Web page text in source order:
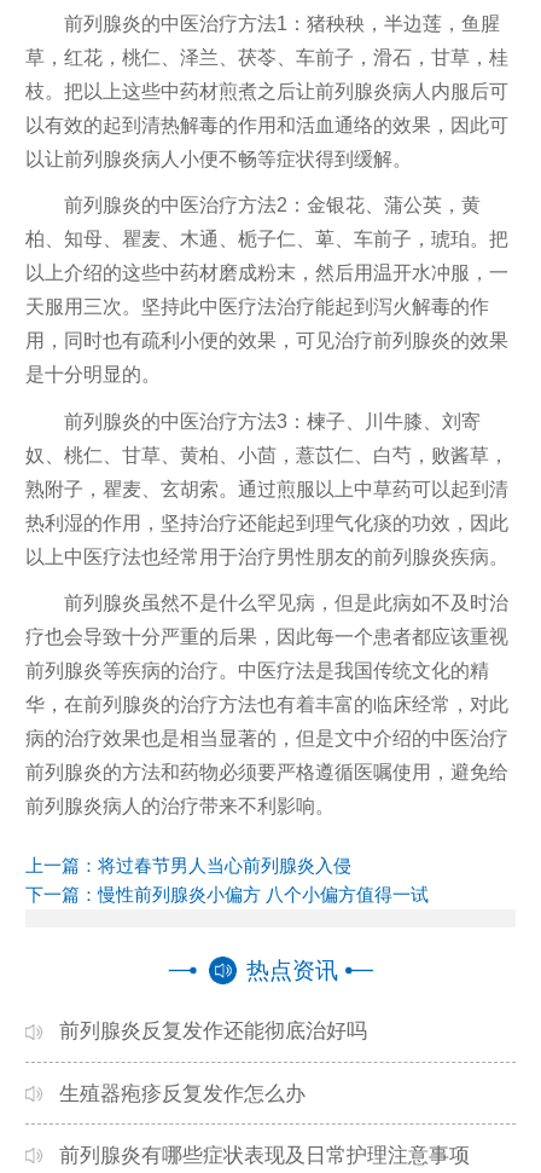
前列腺炎的中医治疗方法1：猪秧秧，半边莲，鱼腥
草，红花，桃仁、泽兰、茯苓、车前子，滑石，甘草，桂
枝。把以上这些中药材煎煮之后让前列腺炎病人内服后可
以有效的起到清热解毒的作用和活血通络的效果，因此可
以让前列腺炎病人小便不畅等症状得到缓解。
前列腺炎的中医治疗方法2：金银花、蒲公英，黄
柏、知母、瞿麦、木通、栀子仁、萆、车前子，琥珀。把
以上介绍的这些中药材磨成粉末，然后用温开水冲服，一
天服用三次。坚持此中医疗法治疗能起到泻火解毒的作
用，同时也有疏利小便的效果，可见治疗前列腺炎的效果
是十分明显的。
前列腺炎的中医治疗方法3：楝子、川牛膝、刘寄
奴、桃仁、甘草、黄柏、小茴，薏苡仁、白芍，败酱草，
熟附子，瞿麦、玄胡索。通过煎服以上中草药可以起到清
热利湿的作用，坚持治疗还能起到理气化痰的功效，因此
以上中医疗法也经常用于治疗男性朋友的前列腺炎疾病。
前列腺炎虽然不是什么罕见病，但是此病如不及时治
疗也会导致十分严重的后果，因此每一个患者都应该重视
前列腺炎等疾病的治疗。中医疗法是我国传统文化的精
华，在前列腺炎的治疗方法也有着丰富的临床经常，对此
病的治疗效果也是相当显著的，但是文中介绍的中医治疗
前列腺炎的方法和药物必须要严格遵循医嘱使用，避免给
前列腺炎病人的治疗带来不利影响。
上一篇： 将过春节男人当心前列腺炎入侵
下一篇：慢性前列腺炎小偏方 八个小偏方值得一试
热点资讯
前列腺炎反复发作还能彻底治好吗
生殖器疱疹反复发作怎么办
前列腺炎有哪些症状表现及日常护理注意事项